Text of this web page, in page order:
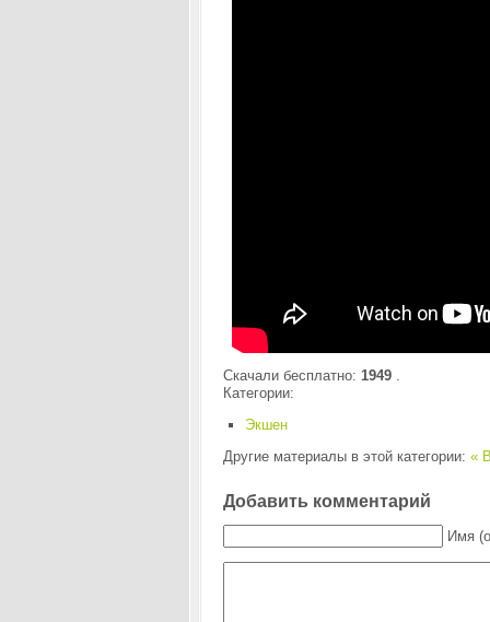
Скачали бесплатно: 1949.
Категории:
Экшен
Другие материалы в этой категории: «
Добавить комментарий
Имя